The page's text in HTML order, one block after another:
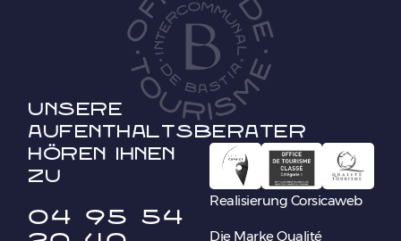
Unsere
Aufenthaltsberater
hören Ihnen
zu
04 95 54
Realisierung Corsicaweb
Die Marke Qualité